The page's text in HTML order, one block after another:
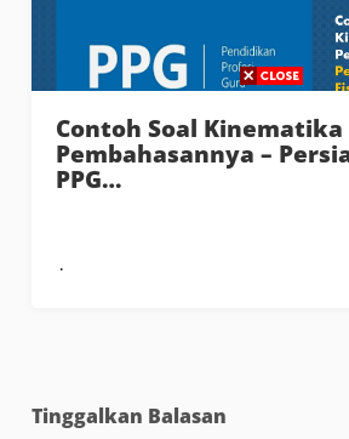
Contoh Soal Kinematika
Pembahasannya –
PPG…
Tinggalkan Balasan